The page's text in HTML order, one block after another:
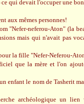
qui devait l'occuper une
aux mêmes personnes!
"Nefer-neferou-Aton" (la
mais qui n'avait pas
la fille "Nefer-Neferou-
que la mère et l'on
enfant le nom de Tasherit
archéologique un